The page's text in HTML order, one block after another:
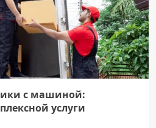
с машиной:
услуги